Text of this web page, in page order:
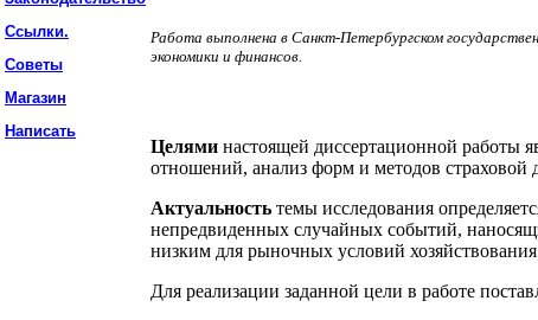
Ссылки.
Советы
Магазин
Написать
Работа выполнена в Санкт-Петербургском
экономики и финансов.
Целями настоящей диссертационной работы
отношений, анализ форм и методов страховой
Актуальность темы исследования
непредвиденных случайных событий,
низким для рыночных условий
Для реализации заданной цели в работе